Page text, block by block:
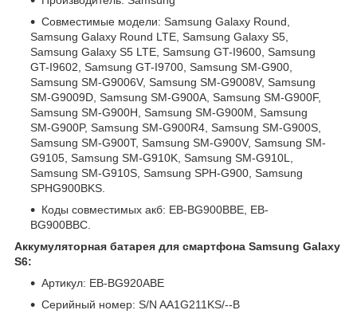
Совместимые модели: Samsung Galaxy Round,
Samsung Galaxy Round LTE, Samsung Galaxy S5,
Samsung Galaxy S5 LTE, Samsung GT-I9600, Samsung
GT-I9602, Samsung GT-I9700, Samsung SM-G900,
Samsung SM-G9006V, Samsung SM-G9008V, Samsung
SM-G9009D, Samsung SM-G900A, Samsung SM-G900F,
Samsung SM-G900H, Samsung SM-G900M, Samsung
SM-G900P, Samsung SM-G900R4, Samsung SM-G900S,
Samsung SM-G900T, Samsung SM-G900V, Samsung SM-
G9105, Samsung SM-G910K, Samsung SM-G910L,
Samsung SM-G910S, Samsung SPH-G900, Samsung
SPHG900BKS.
Коды совместимых акб: EB-BG900BBE, EB-
BG900BBC.
Аккумуляторная батарея для смартфона Samsung Galaxy
S6:
Артикул: EB-BG920ABE
Серийный номер: S/N AA1G211KS/--B